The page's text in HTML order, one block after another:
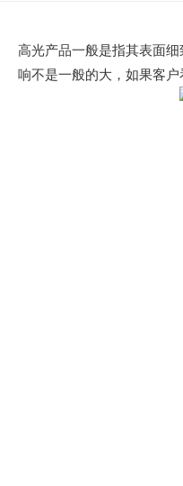
高光产品一般是指其表面
响不是一般的大，如果客